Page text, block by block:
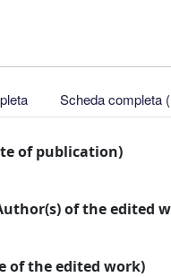
Scheda completa
of publication)
of the edited
of the edited work)